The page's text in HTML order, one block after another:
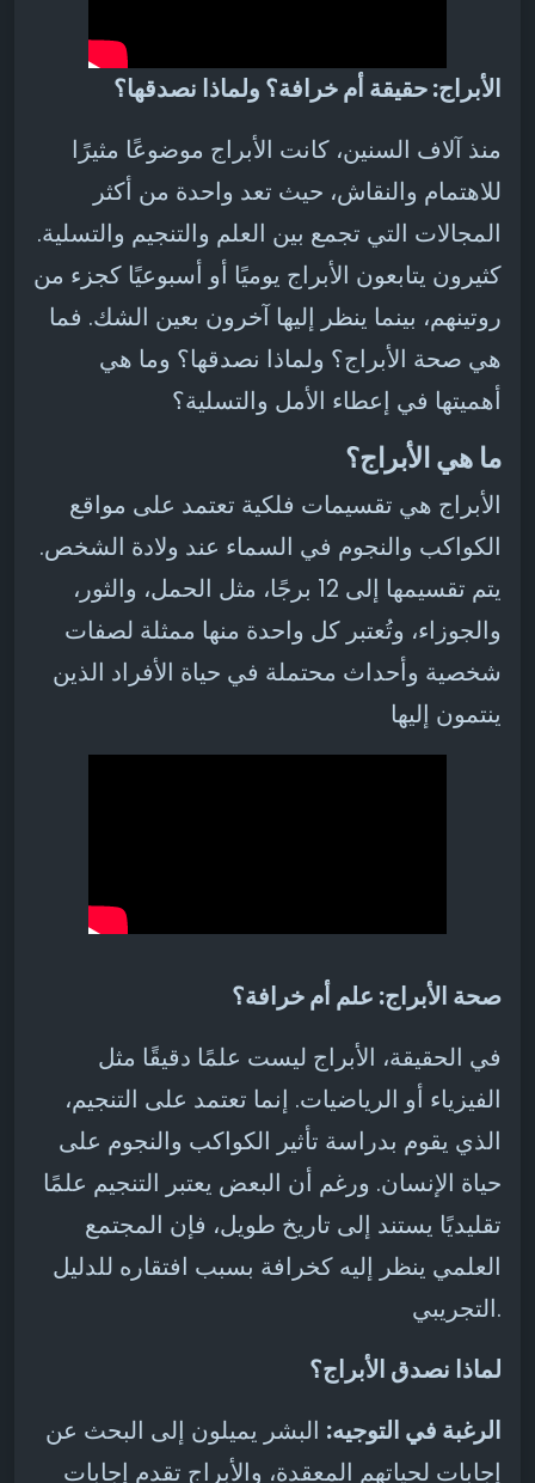
الأبراج: حقيقة أم خرافة؟ ولماذا نصدقها؟
منذ آلاف السنين، كانت الأبراج موضوعًا مثيرًا
للاهتمام والنقاش، حيث تعد واحدة من أكثر
المجالات التي تجمع بين العلم والتنجيم والتسلية.
كثيرون يتابعون الأبراج يوميًا أو أسبوعيًا كجزء من
روتينهم، بينما ينظر إليها آخرون بعين الشك. فما
هي صحة الأبراج؟ ولماذا نصدقها؟ وما هي
أهميتها في إعطاء الأمل والتسلية؟
ما هي الأبراج؟
الأبراج هي تقسيمات فلكية تعتمد على مواقع
الكواكب والنجوم في السماء عند ولادة الشخص.
يتم تقسيمها إلى 12 برجًا، مثل الحمل، والثور،
والجوزاء، وتُعتبر كل واحدة منها ممثلة لصفات
شخصية وأحداث محتملة في حياة الأفراد الذين
ينتمون إليها
صحة الأبراج: علم أم خرافة؟
في الحقيقة، الأبراج ليست علمًا دقيقًا مثل
الفيزياء أو الرياضيات. إنما تعتمد على التنجيم،
الذي يقوم بدراسة تأثير الكواكب والنجوم على
حياة الإنسان. ورغم أن البعض يعتبر التنجيم علمًا
تقليديًا يستند إلى تاريخ طويل، فإن المجتمع
العلمي ينظر إليه كخرافة بسبب افتقاره للدليل
التجريبي.
لماذا نصدق الأبراج؟
الرغبة في التوجيه: البشر يميلون إلى البحث عن
إجابات لحياتهم المعقدة، والأبراج تقدم إجابات